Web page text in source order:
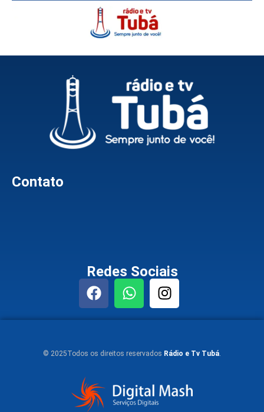
Contato
Redes Sociais
© 2025Todos os direitos reservados Rádio e Tv Tubá.